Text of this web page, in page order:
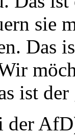
sie
Das
ist
der